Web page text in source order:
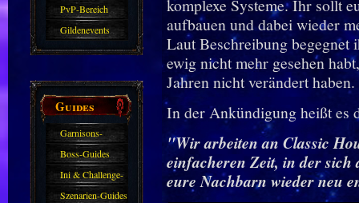
PvP-Bereich
Gildenevents
Guides
Garnisons-
Guides
Boss-Guides
Ini & Challenge-
Guides
Szenarien-Guides
komplexe Systeme. Ihr sollt
aufbauen und dabei wieder
Laut Beschreibung
ewig nicht mehr gesehen
Jahren nicht verändert haben.
In der Ankündigung heißt es
"Wir arbeiten an Classic
einfacheren Zeit, in der sich
eure Nachbarn wieder neu